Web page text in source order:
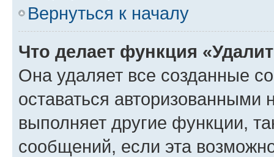
Вернуться к началу
Что делает функция
Она удаляет все созданные
оставаться авторизованными
выполняет другие функции,
сообщений, если эта